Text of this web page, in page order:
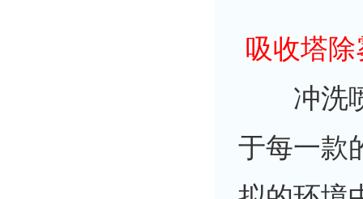
吸收塔
冲洗
于每一款